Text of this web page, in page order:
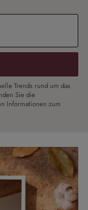
Trends rund um das
Sie die
Informationen zum